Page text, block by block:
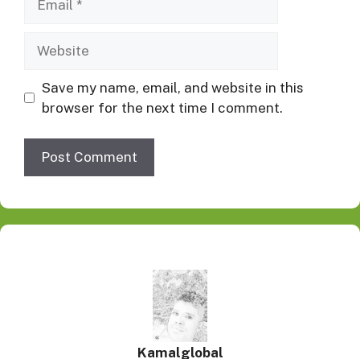
Save my name, email, and website in this
browser for the next time I comment.
Kamalglobal